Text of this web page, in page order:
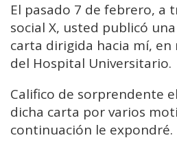
El pasado 7 de febrero, a
social X, usted publicó
carta dirigida hacia mí, en
del Hospital Universitario.
Califico de sorprendente
dicha carta por varios
continuación le expondré.